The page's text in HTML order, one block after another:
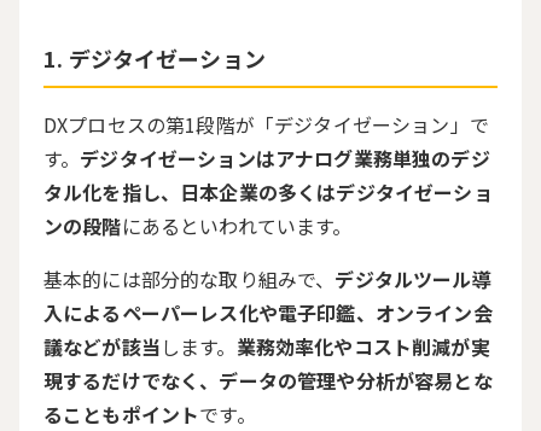
デジタイゼーション
DXプロセスの第1段階が「デジタイゼーション」で
す。 デジタイゼーションはアナログ業務単独のデジ
タル化を指し、日本企業の多くはデジタイゼーショ
ンの段階にあるといわれています。
基本的には部分的な取り組みで、 デジタルツール導
入によるペーパーレス化や電子印鑑、オンライン会
議などが該当します。 業務効率化やコスト削減が実
現するだけでなく、データの管理や分析が容易とな
ることもポイントです。